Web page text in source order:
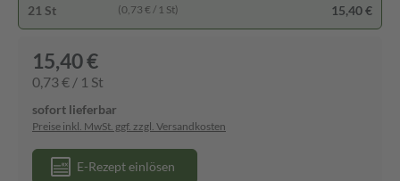
21 St (0,73 € / 1 St) 15,40 €
15,40 €
0,73 € / 1 St
sofort lieferbar
Preise inkl. MwSt. ggf. zzgl. Versandkosten
E-Rezept einlösen